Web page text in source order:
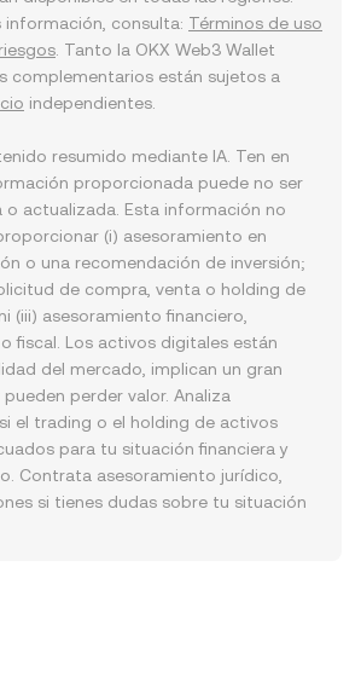
información, consulta: Términos de uso
. Tanto la OKX Web3 Wallet
complementarios están sujetos a
independientes.
resumido mediante IA. Ten en
proporcionada puede no ser
o actualizada. Esta información no
(i) asesoramiento en
o una recomendación de inversión;
de compra, venta o holding de
(iii) asesoramiento financiero,
fiscal. Los activos digitales están
del mercado, implican un gran
perder valor. Analiza
el trading o el holding de activos
para tu situación financiera y
Contrata asesoramiento jurídico,
si tienes dudas sobre tu situación